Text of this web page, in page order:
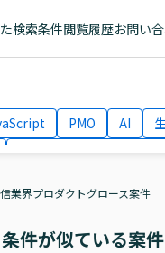
検索条件閲覧履歴お問い
PMO AI
信業界プロダクトグロース案件
条件が似ている案件